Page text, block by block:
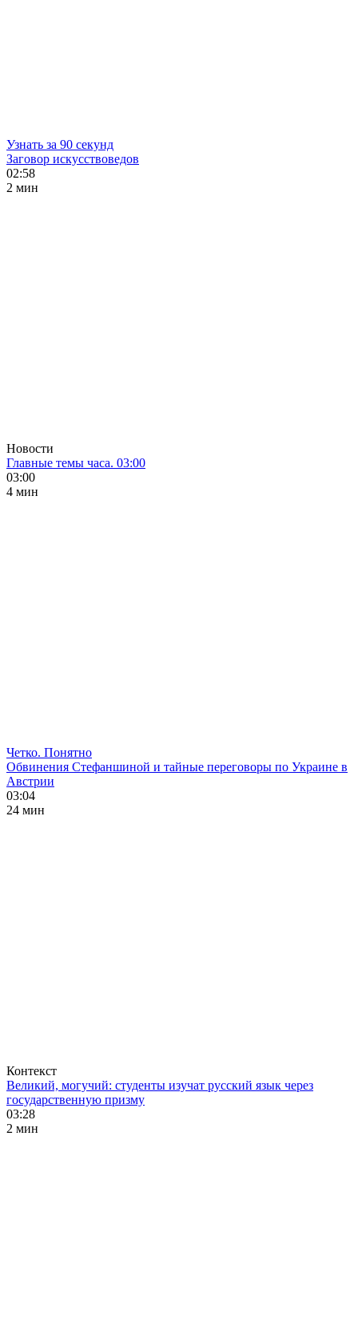
Узнать за 90 секунд
Заговор искусствоведов
02:58
2 мин
Новости
Главные темы часа. 03:00
03:00
4 мин
Четко. Понятно
Обвинения Стефаншиной и тайные переговоры по Украине в
Австрии
03:04
24 мин
Контекст
Великий, могучий: студенты изучат русский язык через
государственную призму
03:28
2 мин